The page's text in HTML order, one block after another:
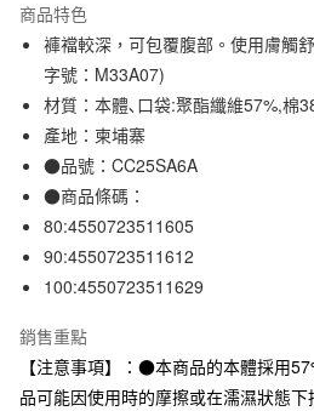
信用卡分期付款
3 期 0 利率 每期
合作金庫商業銀行
第
華南商業銀行
上海商業儲蓄銀行
臺灣中小企業銀行
匯豐（台灣）商業銀行
聯邦商業銀行
元大商業銀行
台新國際商業銀行
台灣樂天信用卡公司
超商取貨付款
LINE Pay
Apple Pay
街口支付
悠遊付
運送方式
全家取貨付款
商品特色
褲襠較深，可包覆腹部。使用膚觸
字號：M33A07)
材質：本體､口袋:聚酯纖維57%,棉
產地：柬埔寨
●品號：CC25SA6A
●商品條碼：
80:4550723511605
90:4550723511612
100:4550723511629
銷售重點
【注意事項】：●本商品的本體採用
品可能因使用時的摩擦或在濡濕狀態